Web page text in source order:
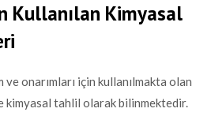
Kullanılan Kimyasal
ve onarımları için kullanılmakta olan
kimyasal tahlil olarak bilinmektedir.